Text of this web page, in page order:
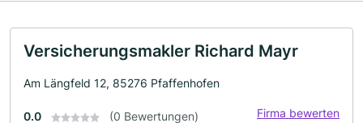
Versicherungsmakler Richard Mayr
Am Längfeld 12, 85276 Pfaffenhofen
0.0 (0 Bewertungen) Firma bewerten